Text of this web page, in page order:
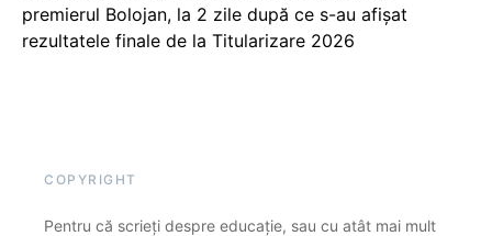
premierul Bolojan, la 2 zile după ce s-au afișat
rezultatele finale de la Titularizare 2026
COPYRIGHT
Pentru că scrieți despre educație, sau cu atât mai mult